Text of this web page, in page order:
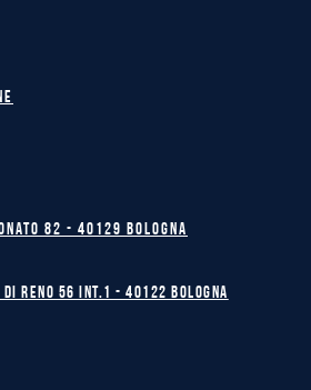
82 - 40129 BOLOGNA
Reno 56 int.1 - 40122 BOLOGNA